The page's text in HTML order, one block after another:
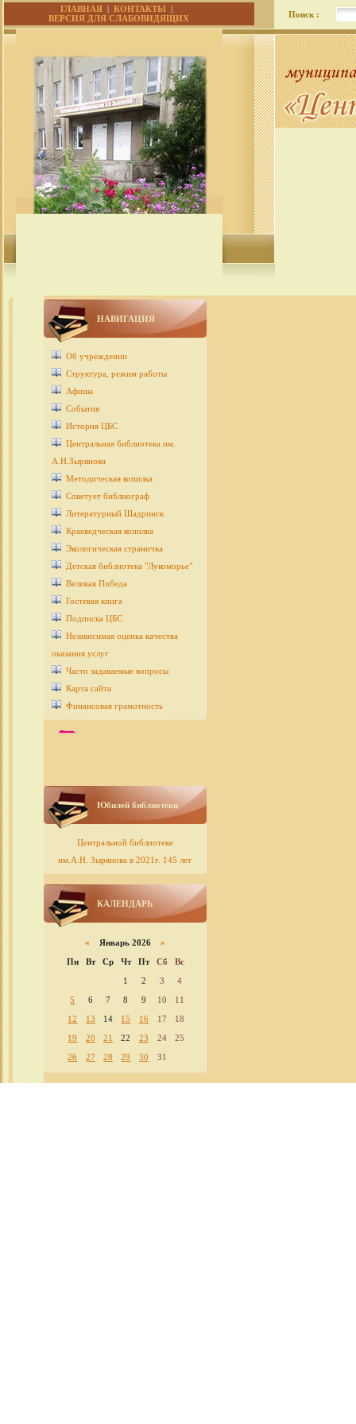
ГЛАВНАЯ |КОНТАКТЫ |
ВЕРСИЯ ДЛЯ СЛАБОВИДЯЩИХ
Поиск :
НАВИГАЦИЯ
Об учреждении
Структура, режим работы
Афиша
События
История ЦБС
Центральная библиотека им.
А.Н.Зырянова
Методическая копилка
Советует библиограф
Литературный Шадринск
Краеведческая копилка
Экологическая страничка
Детcкая библиотека "Лукоморье"
Великая Победа
Гостевая книга
Подписка ЦБС
Независимая оценка качества
оказания услуг
Часто задаваемые вопросы
Карта сайта
Финансовая грамотность
Юбилей библиотеки
Центральной библиотеке
им.А.Н. Зырянова в 2021г. 145 лет
КАЛЕНДАРЬ
« Январь 2026»
Пн
Вт Ср Чт Пт Сб
Вс
1
2 3
4
5
6 7 8 9 10
11
12
13 14 15 16 17
18
19
20 21 22 23 24
25
26
27 28 29 30 31